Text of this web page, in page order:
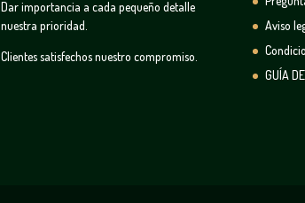
Dar importancia a cada pequeño detalle
nuestra prioridad.
Clientes satisfechos nuestro compromiso.
Aviso
GUÍA